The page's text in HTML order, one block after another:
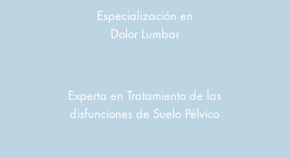
Especialización en
Dolor Lumbar
Experta en Tratamiento de las
disfunciones de Suelo Pélvico